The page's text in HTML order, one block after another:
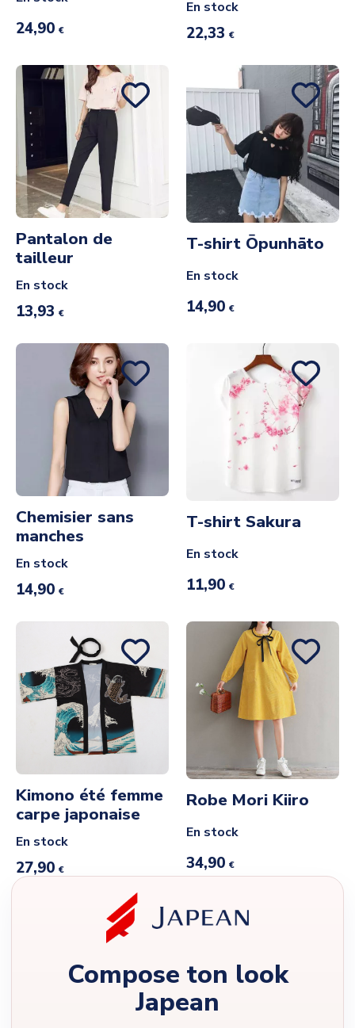
24,90 €
En stock
22,33 €
Pantalon de
tailleur
En stock
13,93 €
T-shirt Ōpunhāto
En stock
14,90 €
Chemisier sans
manches
En stock
14,90 €
T-shirt Sakura
En stock
11,90 €
Kimono été femme
carpe japonaise
En stock
27,90 €
Robe Mori Kiiro
En stock
34,90 €
Compose ton look
Japean